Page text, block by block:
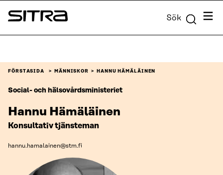
Skip to
content
Sitra Sök Meny
FÖRSTASIDA MÄNNISKOR HANNU HÄMÄLÄINEN
Social- och hälsovårdsministeriet
Hannu Hämäläinen
Konsultativ tjänsteman
hannu.hamalainen@stm.fi